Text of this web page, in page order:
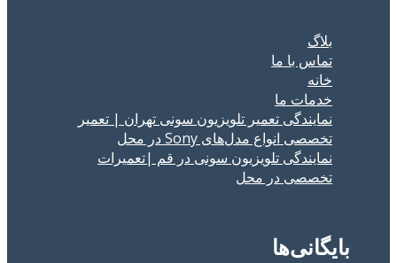
بلاگ
تماس با ما
خانه
خدمات ما
نمایندگی تعمیر تلویزیون سونی تهران | تعمیر
تخصصی انواع مدل‌های Sony در محل
نمایندگی تلویزیون سونی در قم |تعمیرات
تخصصی در محل
بایگانی‌ها